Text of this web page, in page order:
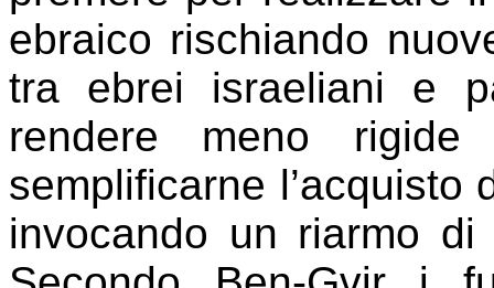
ebraico rischiando
tra ebrei israeliani e
rendere meno
semplificarne
invocando un riarmo